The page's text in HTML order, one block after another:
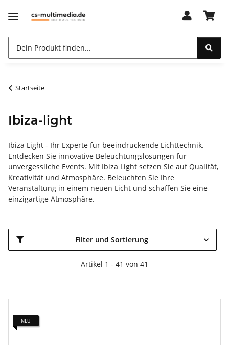
Startseite
Ibiza-light
Ibiza Light - Ihr Experte für beeindruckende Lichttechnik.
Entdecken Sie innovative Beleuchtungslösungen für
unvergessliche Events. Mit Ibiza Light setzen Sie auf Qualität,
Kreativität und Atmosphäre. Beleuchten Sie Ihre
Veranstaltung in einem neuen Licht und schaffen Sie eine
einzigartige Atmosphäre.
Filter und Sortierung
Artikel 1 - 41 von 41
NEU